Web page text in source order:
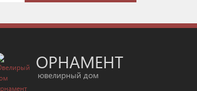
ОРНАМЕНТ
ювелирный дом